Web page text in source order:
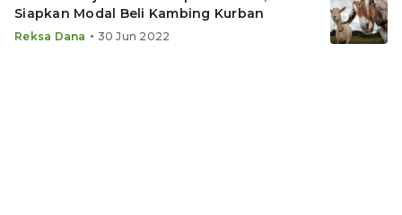
Siapkan Modal Beli Kambing Kurban
Reksa Dana • 30 Jun 2022